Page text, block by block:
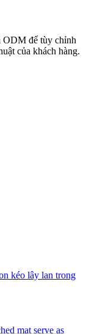
ODM để tùy chỉnh
của khách hàng.
kéo lây lan trong